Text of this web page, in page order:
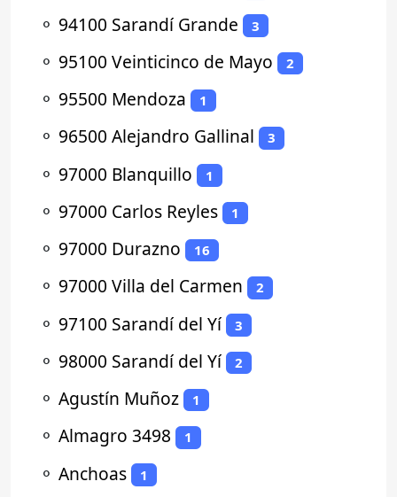
⚬ 94100 Sarandí Grande 3
⚬ 95100 Veinticinco de Mayo 2
⚬ 95500 Mendoza 1
⚬ 96500 Alejandro Gallinal 3
⚬ 97000 Blanquillo 1
⚬ 97000 Carlos Reyles 1
⚬ 97000 Durazno 16
⚬ 97000 Villa del Carmen 2
⚬ 97100 Sarandí del Yí 3
⚬ 98000 Sarandí del Yí 2
⚬ Agustín Muñoz 1
⚬ Almagro 3498 1
⚬ Anchoas 1